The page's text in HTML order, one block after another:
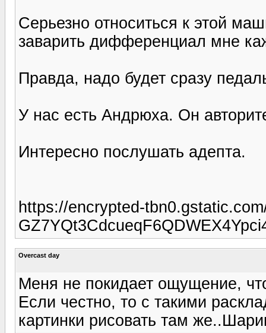
Серьезно относиться к этой
заварить дифференциал мне
Правда, надо будет сразу
У нас есть Андрюха. Он
Интересно послушать адепта.
https://encrypted-
Overcast day
Меня не покидает ощущение,
Если честно, то с такими
картинки рисовать там